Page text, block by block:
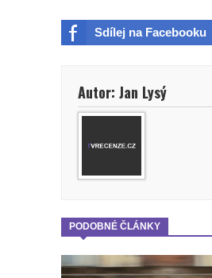
Sdílej na Facebooku
Autor: Jan Lysý
PODOBNÉ ČLÁNKY